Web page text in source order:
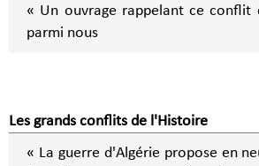
« Un ouvrage rappelant ce
parmi nous
Les grands conflits de l'Histoire
« La guerre d'Algérie propose en